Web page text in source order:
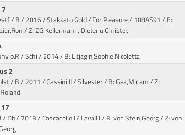
7
/ B / 2016 / Stakkato Gold / For Pleasure/ 108AS91 / B:
/ Z: ZG Kellermann, Dieter u.Christel,
o.R / Schi / 2014/ B: Litjagin,Sophie Nicoletta
2
/ B / 2011 / Cassini II / Silvester/ B: Gaa,Miriam / Z:
17
/ Db / 2013 / Cascadello I / Lavall I/ B: von Stein,Georg / Z: von